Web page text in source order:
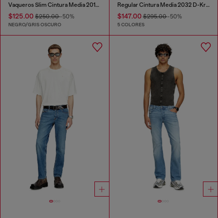
Vaqueros Slim Cintura Media 2019 D-Strukt
$125.00 $250.00-50%
NEGRO/GRIS OSCURO
Regular Cintura Media 2032 D-Krooley Joggjeans®
$147.00$295.00-50%
5 COLORES